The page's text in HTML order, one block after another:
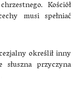
Kościół
musi spełniać
określił inny
przyczyna